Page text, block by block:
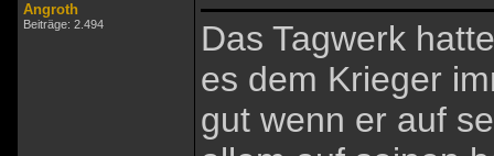
Angroth
Beiträge: 2.494
Das Tagwerk
es dem Krieger
gut wenn er auf